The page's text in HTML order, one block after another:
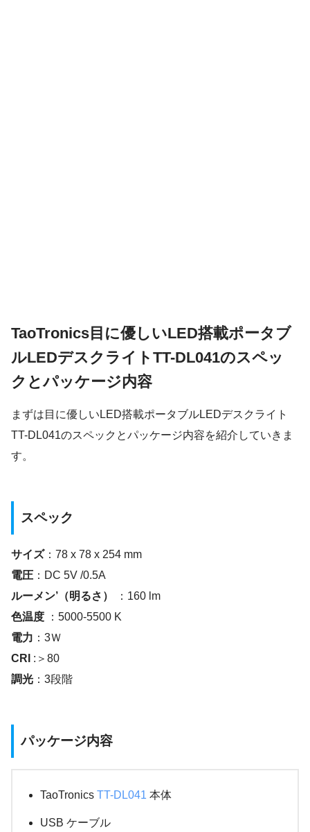
TaoTronics目に優しいLED搭載ポータブ
ルLEDデスクライトTT-DL041のスペッ
クとパッケージ内容
まずは目に優しいLED搭載ポータブルLEDデスクライト
TT-DL041のスペックとパッケージ内容を紹介していきま
す。
スペック
サイズ：78 x 78 x 254 mm
電圧 ：DC 5V /0.5A
ルーメン’（明るさ）
：160 lm
色温度 ：5000-5500 K
電力 ：3Ｗ
CRI :＞80
調光 ：3段階
パッケージ内容
TaoTronics TT-DL041 本体
USB ケーブル